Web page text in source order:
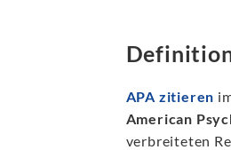
APA zitieren
American
verbreiteten